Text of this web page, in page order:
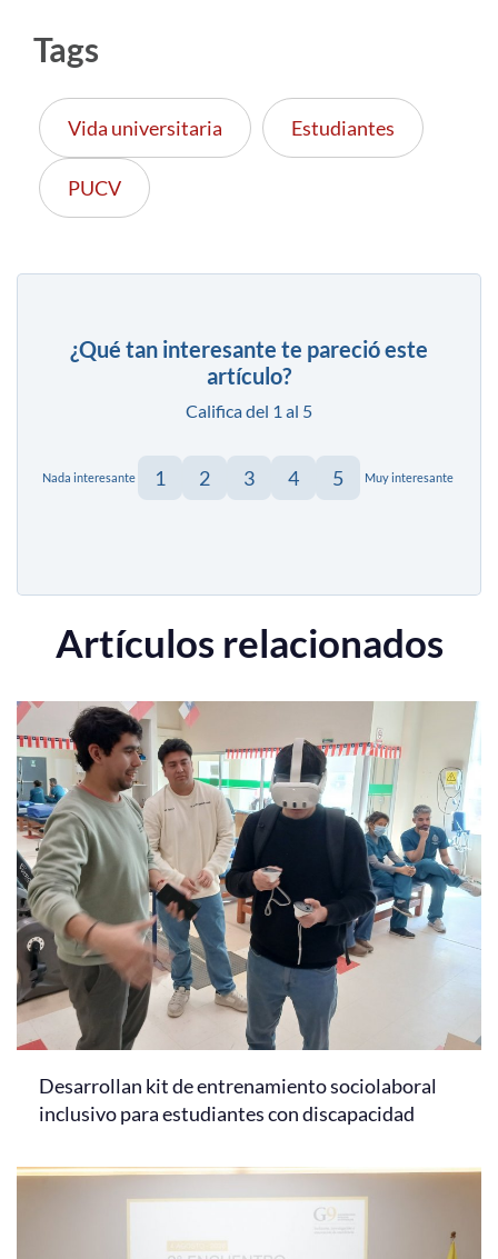
Tags
Vida universitaria Estudiantes
PUCV
¿Qué tan interesante te pareció este
artículo?
Califica del 1 al 5
Nada interesante 1 2 3 4 5 Muy interesante
Artículos relacionados
Desarrollan kit de entrenamiento sociolaboral
inclusivo para estudiantes con discapacidad